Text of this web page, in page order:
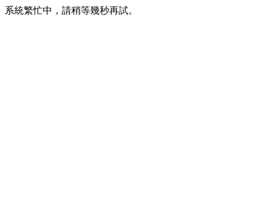
系統繁忙中，請稍等幾秒再試。